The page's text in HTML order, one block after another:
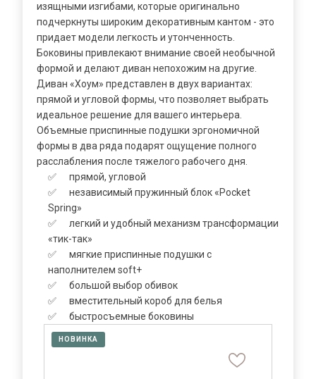
изящными изгибами, которые оригинально
подчеркнуты широким декоративным кантом - это
придает модели легкость и утонченность.
Боковины привлекают внимание своей необычной
формой и делают диван непохожим на другие.
Диван «Хоум» представлен в двух вариантах:
прямой и угловой формы, что позволяет выбрать
идеальное решение для вашего интерьера.
Объемные приспинные подушки эргономичной
формы в два ряда подарят ощущение полного
расслабления после тяжелого рабочего дня.
✅ прямой, угловой
✅ независимый пружинный блок «Poсket
Spring»
✅ легкий и удобный механизм трансформации
«тик-так»
✅ мягкие приспинные подушки с
наполнителем soft+
✅ большой выбор обивок
✅ вместительный короб для белья
✅ быстросъемные боковины
НОВИНКА